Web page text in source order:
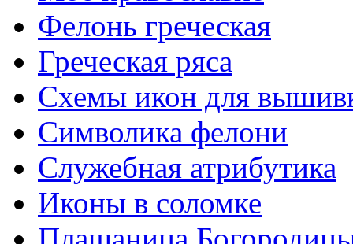
Фелонь греческая
Греческая ряса
Схемы икон для
Символика фелони
Служебная атрибутика
Иконы в соломке